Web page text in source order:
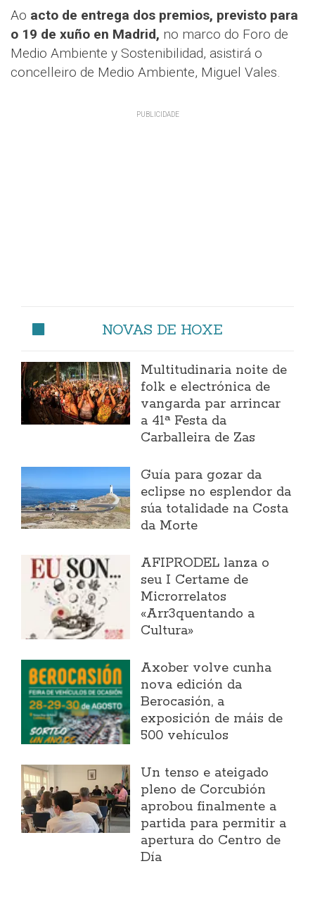
Ao acto de entrega dos premios, previsto para
o 19 de xuño en Madrid, no marco do Foro de
Medio Ambiente y Sostenibilidad, asistirá o
concelleiro de Medio Ambiente, Miguel Vales.
NOVAS DE HOXE
Multitudinaria noite de
folk e electrónica de
vangarda par arrincar
a 41ª Festa da
Carballeira de Zas
Guía para gozar da
eclipse no esplendor da
súa totalidade na Costa
da Morte
AFIPRODEL lanza o
seu I Certame de
Microrrelatos
«Arr3quentando a
Cultura»
Axober volve cunha
nova edición da
Berocasión, a
exposición de máis de
500 vehículos
Un tenso e ateigado
pleno de Corcubión
aprobou finalmente a
partida para permitir a
apertura do Centro de
Día